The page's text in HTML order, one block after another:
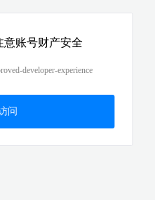
意账号财产安全
developer-experience
问